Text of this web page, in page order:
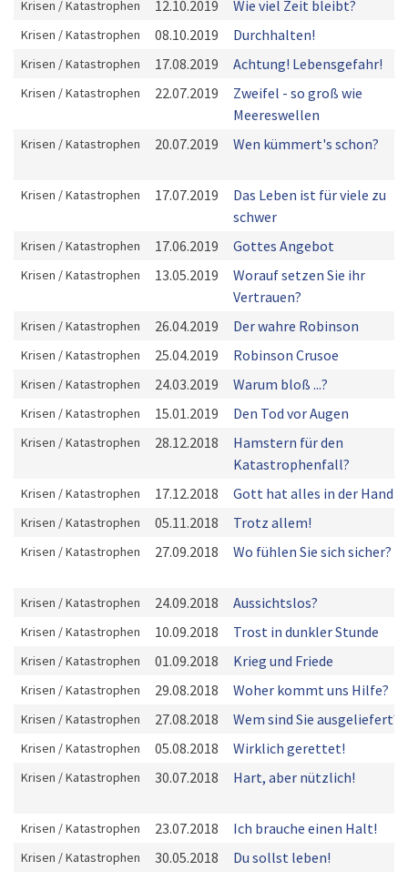
Krisen / Katastrophen 12.10.2019 Wie viel Zeit bleibt?
Krisen / Katastrophen 08.10.2019 Durchhalten!
Krisen / Katastrophen 17.08.2019 Achtung! Lebensgefahr!
Krisen / Katastrophen 22.07.2019
Zweifel - so groß wie
Meereswellen
Krisen / Katastrophen 20.07.2019 Wen kümmert's schon?
Krisen / Katastrophen 17.07.2019
Das Leben ist für viele zu
schwer
Krisen / Katastrophen 17.06.2019 Gottes Angebot
Krisen / Katastrophen 13.05.2019
Worauf setzen Sie ihr
Vertrauen?
Krisen / Katastrophen 26.04.2019 Der wahre Robinson
Krisen / Katastrophen 25.04.2019 Robinson Crusoe
Krisen / Katastrophen 24.03.2019 Warum bloß ...?
Krisen / Katastrophen 15.01.2019 Den Tod vor Augen
Krisen / Katastrophen 28.12.2018
Hamstern für den
Katastrophenfall?
Krisen / Katastrophen 17.12.2018 Gott hat alles in der Hand
Krisen / Katastrophen 05.11.2018 Trotz allem!
Krisen / Katastrophen 27.09.2018 Wo fühlen Sie sich sicher?
Krisen / Katastrophen 24.09.2018 Aussichtslos?
Krisen / Katastrophen 10.09.2018 Trost in dunkler Stunde
Krisen / Katastrophen 01.09.2018 Krieg und Friede
Krisen / Katastrophen 29.08.2018 Woher kommt uns Hilfe?
Krisen / Katastrophen 27.08.2018 Wem sind Sie ausgeliefert?
Krisen / Katastrophen 05.08.2018 Wirklich gerettet!
Krisen / Katastrophen 30.07.2018 Hart, aber nützlich!
Krisen / Katastrophen 23.07.2018 Ich brauche einen Halt!
Krisen / Katastrophen 30.05.2018 Du sollst leben!